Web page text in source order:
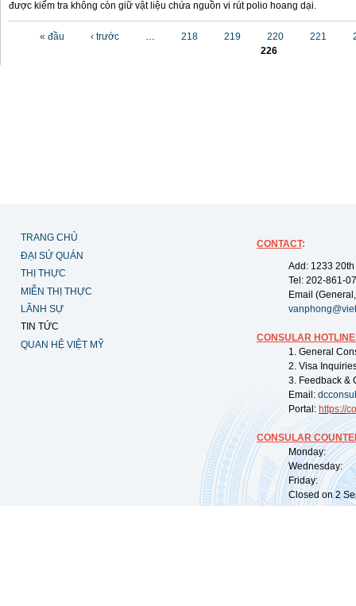
được kiểm tra không còn giữ vật liệu chứa nguồn vi rút polio hoang dại.
« đầu ‹ trước … 218 219 220 221
226
TRANG CHỦ
ĐẠI SỨ QUÁN
THỊ THỰC
MIỄN THỊ THỰC
LÃNH SỰ
TIN TỨC
QUAN HỆ VIỆT MỸ
CONTACT:
Add: 1233
Tel: 202-861-
Email
CONSULAR
1. General
2. Visa
3. Feedback &
Email:
Portal: https://
CONSULAR
Monday:
Wednesday:
Friday:
Closed on 2